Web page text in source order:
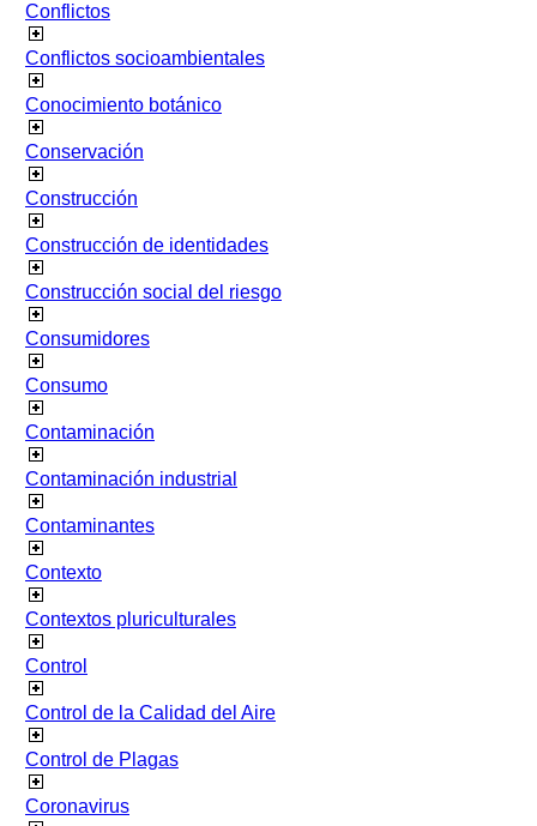
Conflictos
Conflictos socioambientales
Conocimiento botánico
Conservación
Construcción
Construcción de identidades
Construcción social del riesgo
Consumidores
Consumo
Contaminación
Contaminación industrial
Contaminantes
Contexto
Contextos pluriculturales
Control
Control de la Calidad del Aire
Control de Plagas
Coronavirus